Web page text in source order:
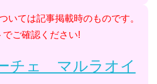
いては記事掲載時のものです。
ご確認ください!
チェ マルラオイ